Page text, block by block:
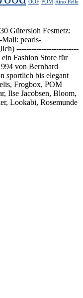
OOF POM Rino Pelle
Gütersloh Festnetz:
pearls-
-------------------------
Fashion Store für
von Bernhard
sportlich bis elegant
Frogbox, POM
Ilse Jacobsen, Bloom,
Lookabi, Rosemunde